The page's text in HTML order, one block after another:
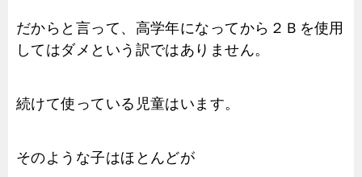
だからと言って、高学年になってから２Ｂを使用
してはダメという訳ではありません。
続けて使っている児童はいます。
そのような子はほとんどが